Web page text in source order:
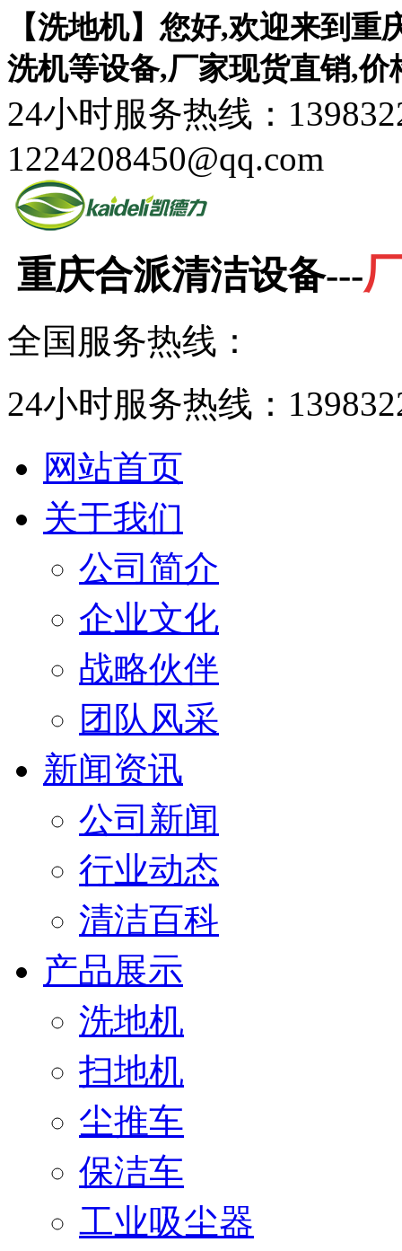
【洗地机】您好,欢迎来到
洗机等设备,厂家现货直销,
24小时服务热线：
1224208450@qq.com
重庆合派清洁设备---
全国服务热线：
24小时服务热线：
网站首页
关于我们
公司简介
企业文化
战略伙伴
团队风采
新闻资讯
公司新闻
行业动态
清洁百科
产品展示
洗地机
扫地机
尘推车
保洁车
工业吸尘器